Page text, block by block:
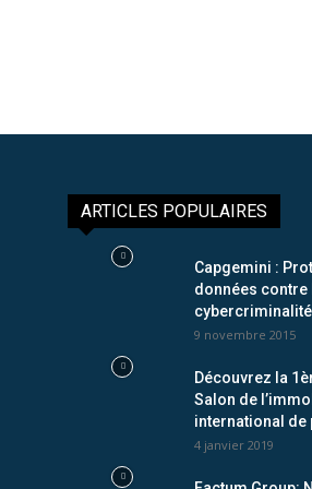
ARTICLES POPULAIRES
Capgemini :
données contre
cybercriminalité
9 novembre 2015
Découvrez la
Salon de
international de
4 janvier 2019